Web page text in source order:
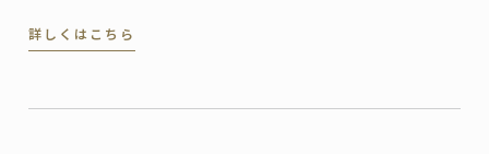
た。
詳しくはこちら